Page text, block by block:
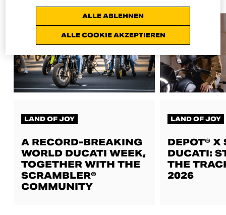
LAND OF JOY
A RECORD-BREAKING
WORLD DUCATI WEEK,
TOGETHER WITH THE
SCRAMBLER®
COMMUNITY
LAND OF JOY
DEPOT® X
DUCATI:
THE
2026
ALLE ABLEHNEN
ALLE COOKIE AKZEPTIEREN